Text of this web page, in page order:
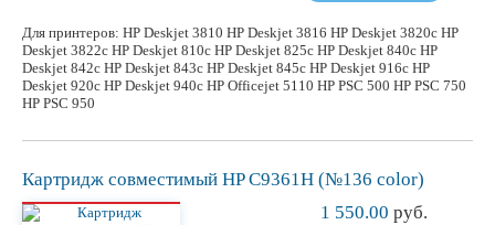
Для принтеров: HP Deskjet 3810 HP Deskjet 3816 HP Deskjet 3820c HP
Deskjet 3822c HP Deskjet 810c HP Deskjet 825c HP Deskjet 840c HP
Deskjet 842c HP Deskjet 843c HP Deskjet 845с HP Deskjet 916c HP
Deskjet 920c HP Deskjet 940c HP Officejet 5110 HP PSC 500 HP PSC 750
HP PSC 950
Картридж совместимый HP C9361H (№136 color)
1 550.00 руб.